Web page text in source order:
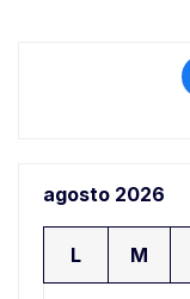
agosto 2026
L M